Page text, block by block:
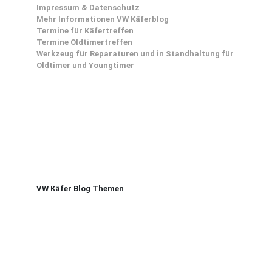
Impressum & Datenschutz
Mehr Informationen VW Käferblog
Termine für Käfertreffen
Termine Oldtimertreffen
Werkzeug für Reparaturen und in Standhaltung für
Oldtimer und Youngtimer
VW Käfer Blog Themen